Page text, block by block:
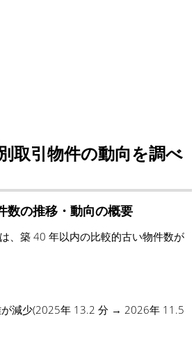
取引物件の動向を調べ
数の推移・動向の概要
、築 40 年以内の比較的古い物件数が
が減少(2025年 13.2 分 → 2026年 11.5